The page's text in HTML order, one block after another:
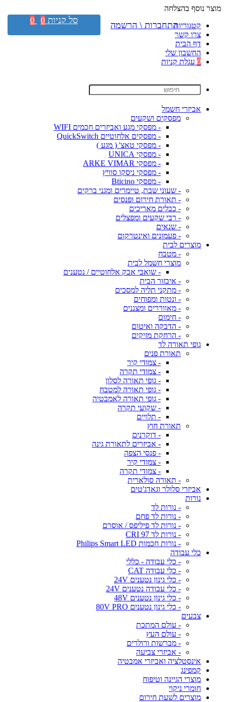
מוצר נוסף בהצלחה
קטגוריות
צרו קשר
דף הבית
החשבון שלי
0 עגלת קניות
אביזרי חשמל
מפסקים ושקעים
- מפסקי מגע ואביזרים חכמים WIFI
- מפסקים אלחוטיים QuickSwitch
- מפסקי טאצ' ( מגע )
- מפסקי UNICA
- מפסקי ARKE VIMAR
- מפסקי ניסקו סוויץ
- מפסקי Bticino
- שעוני שבת, טיימרים ומגני ברקים
- תאורת חירום ופנסים
- כבלים מאריכים
- רבי שקעים ומפצלים
- שנאים
- פעמונים ואינטרקום
מוצרים לבית
- מטבח
מוצרי חשמל לבית
- שואבי אבק אלחוטיים / נטענים
- איבזור הבית
- מתקני תליה למסכים
- ונטות ומפוחים
- מאווררים ומצננים
- חימום
- הדבקה ואיטום
- הרחקת מזיקים
גופי תאורה לד
תאורת פנים
- צמודי קיר
- צמודי תקרה
- גופי תאורה לסלון
- גופי תאורה למטבח
- גופי תאורה לאמבטיה
- שקועי תקרה
- תלויים
תאורת חוץ
- דוקרנים
- אביזרים לתאורת גינה
- פנסי הצפה
- צמודי קיר
- צמודי תקרה
- תאורה סולארית
אביזרי סלולר וגאדג'טים
נורות
- נורות לד
- נורות לד פחם
- נורות לד פיליפס / אוסרם
- נורות לד CRI 97
- נורות חכמות Philips Smart LED
כלי עבודה
- כלי עבודה - כללי
- כלי עבודה CAT
- כלי גינון נטענים 24V
- כלי עבודה נטענים 24V
- כלי גינון נטענים 48V
- כלי גינון נטענים 80V PRO
צבעים
- עולם המתכת
- עולם העץ
- מברשות ורולרים
- אביזרי צביעה
אינסטלציה ואביזרי אמבטיה
קמפינג
מוצרי הגיינה וטיפוח
חומרי ניקוי
מוצרים לשעת חירום
התחברות \ הרשמה סל קניות 0
0